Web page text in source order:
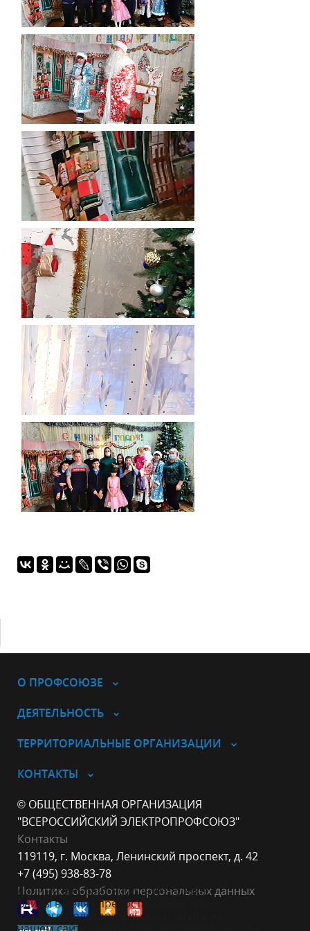
О ПРОФСОЮЗЕ
ДЕЯТЕЛЬНОСТЬ
ТЕРРИТОРИАЛЬНЫЕ ОРГАНИЗАЦИИ
КОНТАКТЫ
© ОБЩЕСТВЕННАЯ ОРГАНИЗАЦИЯ
"ВСЕРОССИЙСКИЙ ЭЛЕКТРОПРОФСОЮЗ"
Контакты
119119, г. Москва, Ленинский проспект, д. 42
+7 (495) 938-83-78
Политика обработки персональных данных
Данный веб-сайт использует cookie-
файлы в целях предоставления вам
лучшего пользовательского опыта на